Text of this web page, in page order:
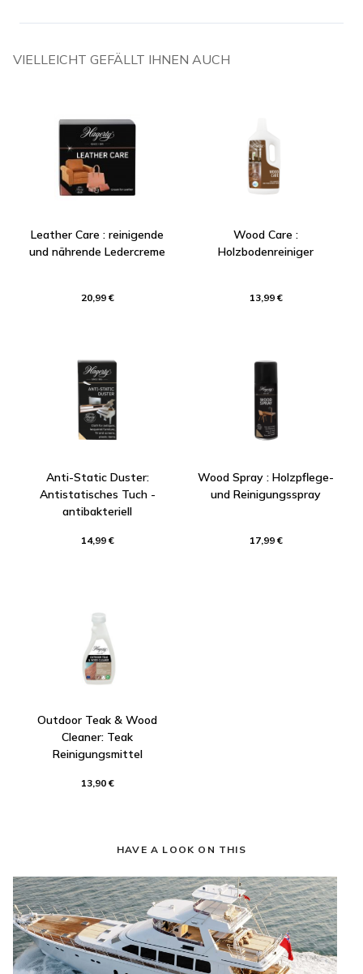
VIELLEICHT GEFÄLLT IHNEN AUCH
Leather Care : reinigende
und nährende Ledercreme
20,99 €
Wood Care :
Holzbodenreiniger
13,99 €
Anti-Static Duster:
Antistatisches Tuch -
antibakteriell
14,99 €
Wood Spray : Holzpflege-
und Reinigungsspray
17,99 €
Outdoor Teak & Wood
Cleaner: Teak
Reinigungsmittel
13,90 €
HAVE A LOOK ON THIS